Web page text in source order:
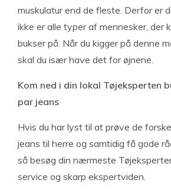
muskulatur end de fleste. Derfor er
ikke er alle typer af mennesker, der
bukser på. Når du kigger på denne
skal du især have det for øjnene.
Kom ned i din lokal Tøjeksperten
par jeans
Hvis du har lyst til at prøve de
jeans til herre og samtidig få gode
så besøg din nærmeste
service og skarp ekspertviden.